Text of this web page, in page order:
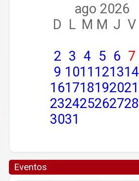
ago 2026
D L M M J V
2 3 4 5 6 7
9 1011 121314
161718192021
232425262728
3031
Eventos